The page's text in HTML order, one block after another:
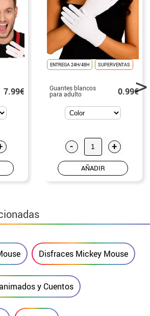
7.99€
ENTREGA 24H/48H SUPERVENTAS
Guantes blancos
para adulto 0.99€
- +
AÑADIR
Disfraces Mickey Mouse
y Cuentos